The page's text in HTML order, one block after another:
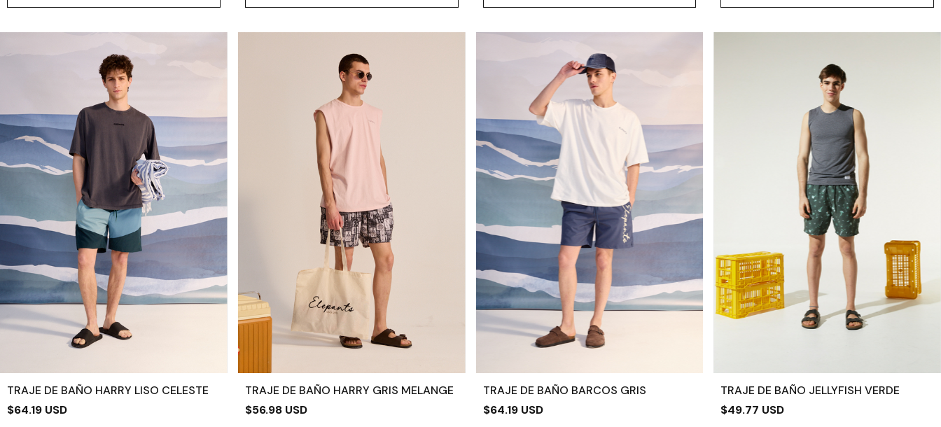
TRAJE DE BAÑO HARRY LISO CELESTE
$64.19 USD
TRAJE DE BAÑO HARRY GRIS MELANGE
$56.98 USD
TRAJE DE BAÑO BARCOS GRIS
$64.19 USD
TRAJE DE BAÑO JELLYFISH VERDE
$49.77 USD